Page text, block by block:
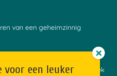
van een geheimzinnig
zorgt voor meer werkgeluk
een leuker